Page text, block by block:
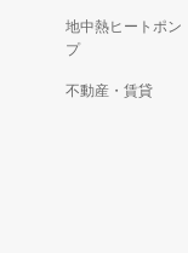
地中熱ヒートポン
プ
不動産・賃貸